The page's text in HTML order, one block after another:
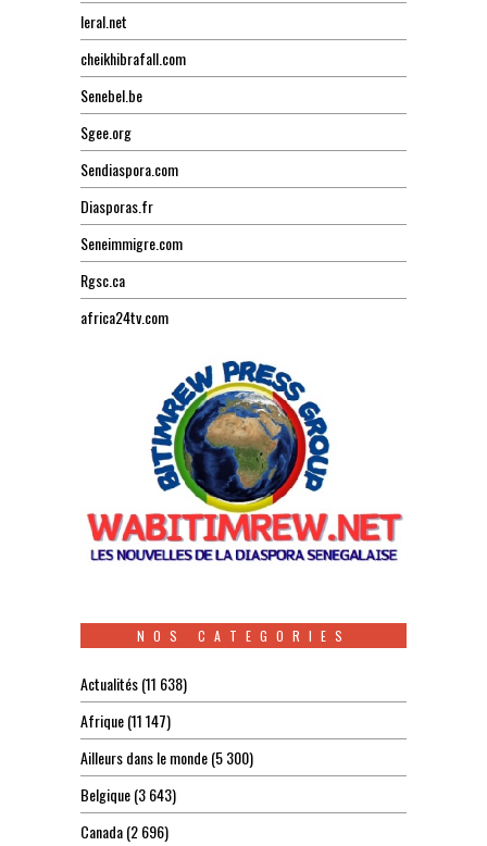
leral.net
cheikhibrafall.com
Senebel.be
Sgee.org
Sendiaspora.com
Diasporas.fr
Seneimmigre.com
Rgsc.ca
africa24tv.com
NOS CATEGORIES
Actualités(11 638)
Afrique(11 147)
Ailleurs dans le monde(5 300)
Belgique(3 643)
Canada(2 696)